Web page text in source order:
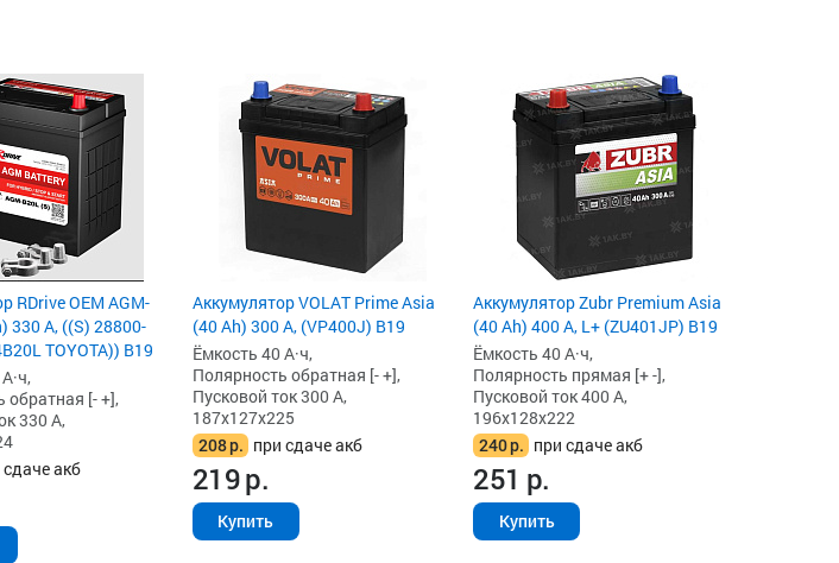
RDrive OEM AGM-
330 А, ((S) 28800-
TOYOTA)) B19
обратная [- +],
330 А,
сдаче акб
Аккумулятор VOLAT Prime Asia
(40 Ah) 300 А, (VP400J) B19
Ёмкость 40 А·ч,
Полярность обратная [- +],
Пусковой ток 300 А,
187x127x225
208р. при сдаче акб
219р.
Купить
Аккумулятор Zubr Premium Asia
(40 Ah) 400 А, L+ (ZU401JP) B19
Ёмкость 40 А·ч,
Полярность прямая [+ -],
Пусковой ток 400 А,
196x128x222
240р. при сдаче акб
251 р.
Купить